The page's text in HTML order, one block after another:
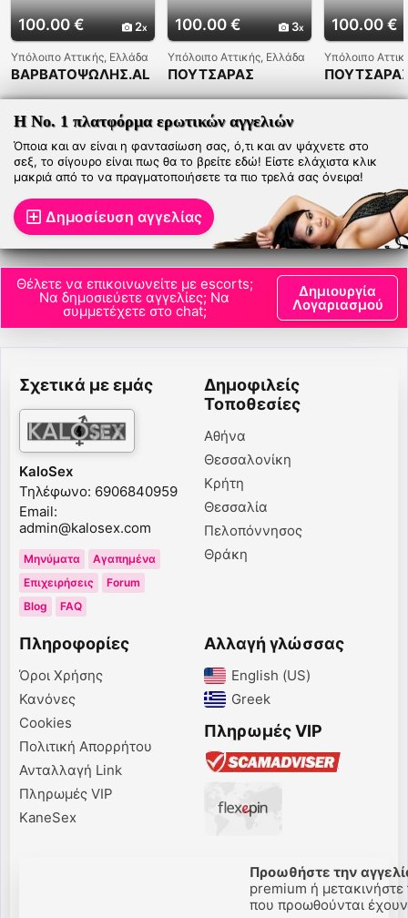
100.00 € 2
Υπόλοιπο Αττικής, Ελλάδα
ΒΑΡΒΑΤΟΨΩΛΗΣ.AL
100.00 € 3
Υπόλοιπο Αττικής, Ελλάδα
ΠΟΥΤΣΑΡΑΣ
100.00 €
Υπόλοιπο
Η Νο. 1 πλατφόρμα ερωτικών αγγελιών
Όποια και αν είναι η φαντασίωση σας, ό,τι και αν ψάχνετε στο
σεξ, το σίγουρο είναι πως θα το βρείτε εδώ! Είστε ελάχιστα κλικ
μακριά από το να πραγματοποιήσετε τα πιο τρελά σας όνειρα!
Δημοσίευση αγγελίας
Θέλετε να επικοινωνείτε με escorts;
Να δημοσιεύετε αγγελίες; Να
συμμετέχετε στο chat;
Δημιουργία
Λογαριασμού
Σχετικά με εμάς
KaloSex
Τηλέφωνο: 6906840959
Email:
admin@kalosex.com
Μηνύματα
Αγαπημένα
Επιχειρήσεις
Forum
Blog
FAQ
Δημοφιλείς
Τοποθεσίες
Αθήνα
Θεσσαλονίκη
Κρήτη
Θεσσαλία
Πελοπόννησος
Θράκη
Πληροφορίες
Όροι Χρήσης
Κανόνες
Cookies
Πολιτική Απορρήτου
Ανταλλαγή Link
Πληρωμές VIP
KaneSex
Αλλαγή γλώσσας
English (US)‎
Greek‎
Πληρωμές VIP
Προωθήστε την
premium ή μετακινήστε
που προωθούνται έχουν